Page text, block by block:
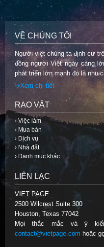
VỀ CHÚNG TÔI
Người việt chúng ta định cư
đồng người Việt ngày càng
phát triển lớn mạnh đó là nhu
⇢Xem chi tiết
RAO VẶT
› Việc làm
› Mua bán
› Dịch vụ
› Nhà đất
› Danh mục khác
LIÊN LẠC
VIET PAGE
2500 Wilcrest Suite 300
Houston, Texas 77042
Mọi thắc mắc và ý
contact@vietpage.com hoặc